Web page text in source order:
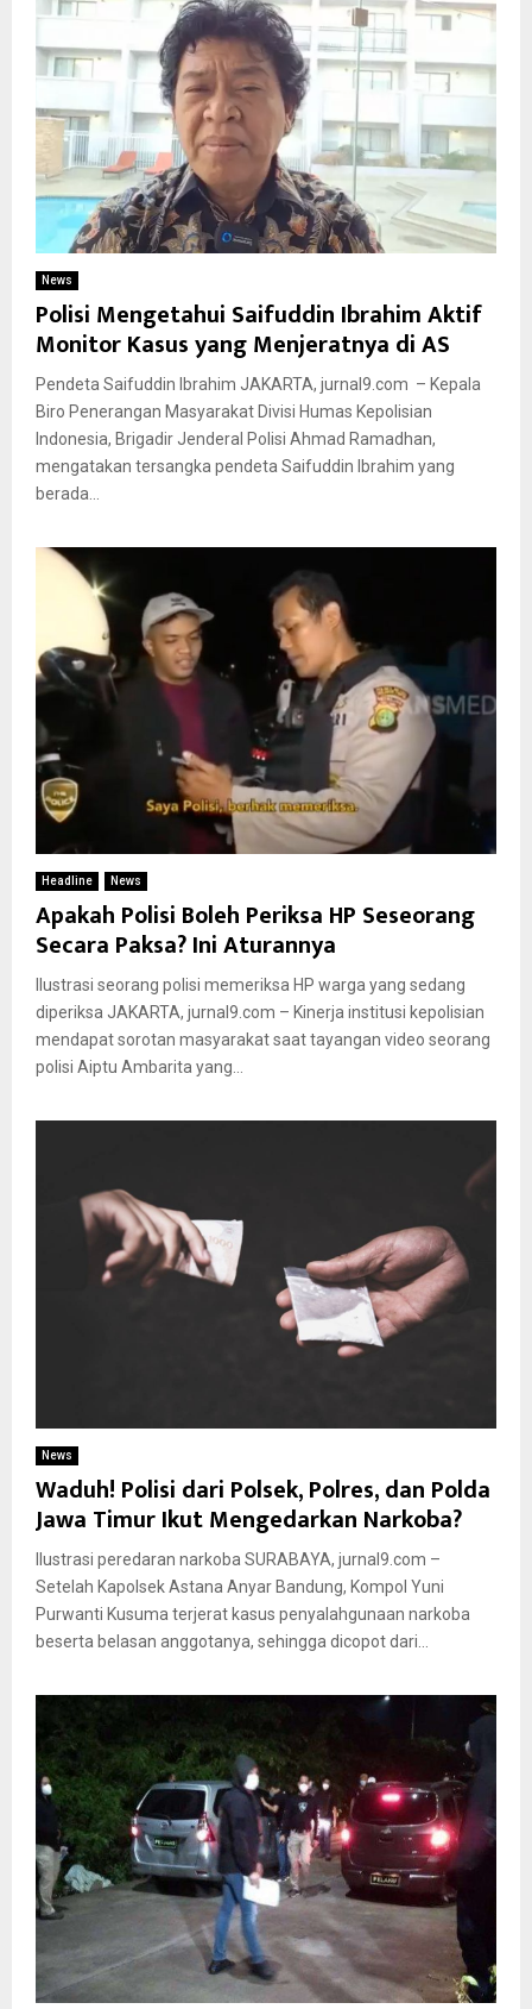
News
Polisi Mengetahui Saifuddin Ibrahim Aktif
Monitor Kasus yang Menjeratnya di AS
Pendeta Saifuddin Ibrahim JAKARTA, jurnal9.com – Kepala
Biro Penerangan Masyarakat Divisi Humas Kepolisian
Indonesia, Brigadir Jenderal Polisi Ahmad Ramadhan,
mengatakan tersangka pendeta Saifuddin Ibrahim yang
berada...
Headline News
Apakah Polisi Boleh Periksa HP Seseorang
Secara Paksa? Ini Aturannya
Ilustrasi seorang polisi memeriksa HP warga yang sedang
diperiksa JAKARTA, jurnal9.com – Kinerja institusi kepolisian
mendapat sorotan masyarakat saat tayangan video seorang
polisi Aiptu Ambarita yang...
News
Waduh! Polisi dari Polsek, Polres, dan Polda
Jawa Timur Ikut Mengedarkan Narkoba?
Ilustrasi peredaran narkoba SURABAYA, jurnal9.com –
Setelah Kapolsek Astana Anyar Bandung, Kompol Yuni
Purwanti Kusuma terjerat kasus penyalahgunaan narkoba
beserta belasan anggotanya, sehingga dicopot dari...